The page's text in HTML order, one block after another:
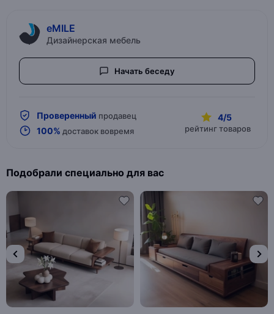
eMILE
Дизайнерская мебель
Начать беседу
Проверенный продавец
100% доставок вовремя
4/5
рейтинг товаров
Подобрали специально для вас